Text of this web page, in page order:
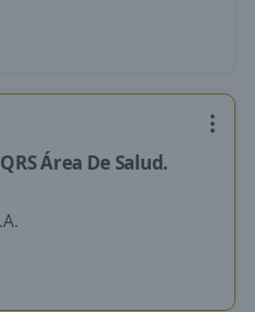
Área De Salud.